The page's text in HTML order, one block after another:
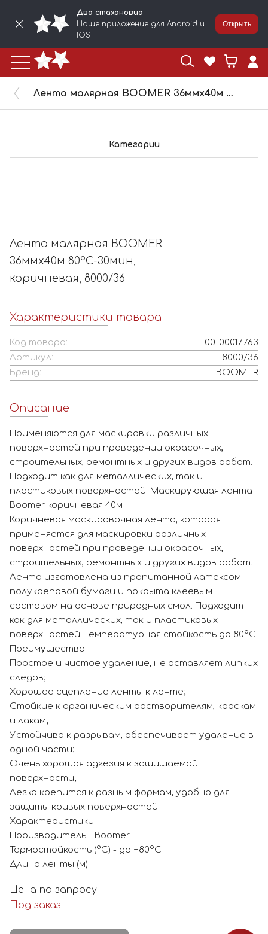
Два стахановца
Наше приложение для Android и
IOS
Открыть
Лента малярная BOOMER 36ммx40м 80°С-30мин, коричневая, 8000/36
Категории
Лента малярная BOOMER
36ммx40м 80°С-30мин,
коричневая, 8000/36
Характеристики товара
Код товара:
00-00017763
Артикул:
8000/36
Бренд:
BOOMER
Описание
Применяются для маскировки различных
поверхностей при проведении окрасочных,
строительных, ремонтных и других видов работ.
Подходит как для металлических, так и
пластиковых поверхностей. Маскирующая лента
Boomer коричневая 40м
Коричневая маскировочная лента, которая
применяется для маскировки различных
поверхностей при проведении окрасочных,
строительных, ремонтных и других видов работ.
Лента изготовлена из пропитанной латексом
полукреповой бумаги и покрыта клеевым
составом на основе природных смол. Подходит
как для металлических, так и пластиковых
поверхностей. Температурная стойкость до 80°С.
Преимущества:
Простое и чистое удаление, не оставляет липких
следов;
Хорошее сцепление ленты к ленте;
Стойкие к органическим растворителям, краскам
и лакам;
Устойчива к разрывам, обеспечивает удаление в
одной части;
Очень хорошая адгезия к защищаемой
поверхности;
Легко крепится к разным формам, удобно для
защиты кривых поверхностей.
Характеристики:
Производитель - Boomer
Термостойкость (°C) - до +80°C
Длина ленты (м)
Цена по запросу
Под заказ